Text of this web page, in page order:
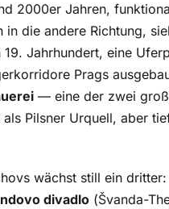
2000er Jahren,
die andere Richtung,
Jahrhundert, eine
Prags
— eine der zwei
Pilsner Urquell, aber
wächst still ein
divadlo (Švanda-